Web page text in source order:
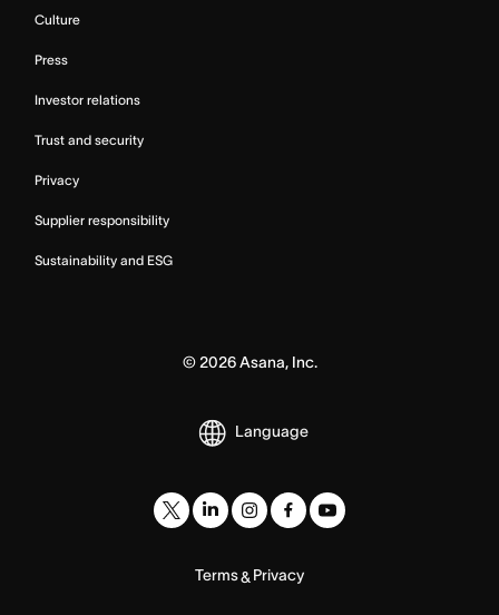
Culture
Press
Investor relations
Trust and security
Privacy
Supplier responsibility
Sustainability and ESG
© 2026Asana, Inc.
Language
Terms& Privacy